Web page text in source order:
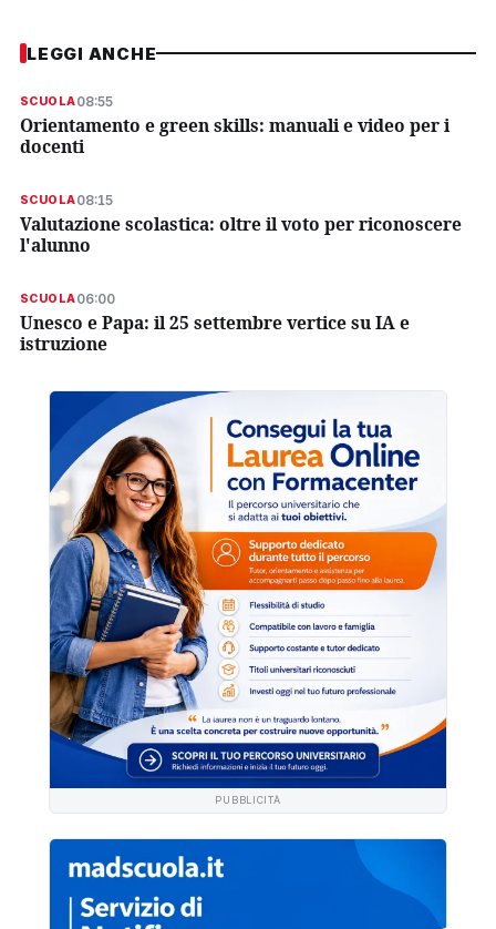
LEGGI ANCHE
SCUOLA08:55
Orientamento e green skills: manuali e video per i
docenti
SCUOLA08:15
Valutazione scolastica: oltre il voto per riconoscere
l'alunno
SCUOLA06:00
Unesco e Papa: il 25 settembre vertice su IA e
istruzione
PUBBLICITÀ